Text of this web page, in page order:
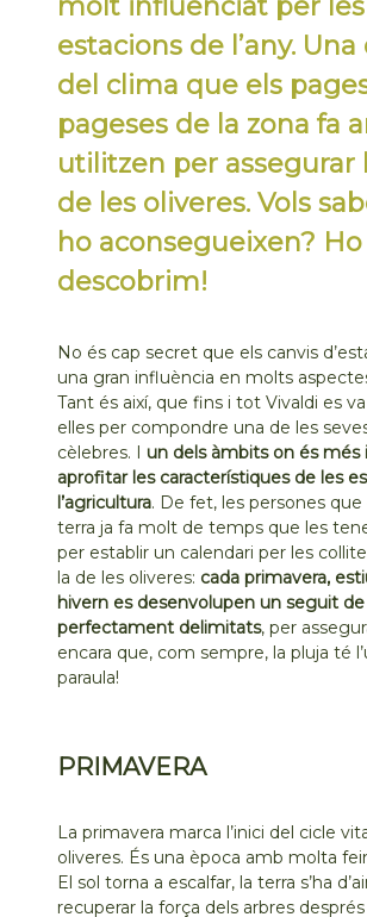
estacions de l’any.
del clima que els
pageses de la zona fa
utilitzen per assegurar
de les oliveres. Vols
ho aconsegueixen? Ho
descobrim!
No és cap secret que els canvis
una gran influència en molts
Tant és així, que fins i tot Vivaldi es
elles per compondre una de les
cèlebres. I un dels àmbits on és
aprofitar les característiques de les
l’agricultura. De fet, les persones
terra ja fa molt de temps que les
per establir un calendari per les
la de les oliveres: cada primavera,
hivern es desenvolupen un seguit de
perfectament delimitats, per
encara que, com sempre, la pluja té
paraula!
PRIMAVERA
La primavera marca l’inici del cicle
oliveres. És una època amb molta
El sol torna a escalfar, la terra s’ha
recuperar la força dels arbres